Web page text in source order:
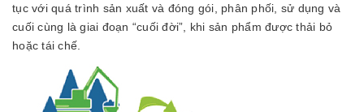
tục với quá trình sản xuất và đóng gói, phân phối, sử dụng và
cuối cùng là giai đoạn “cuối đời”, khi sản phẩm được thải bỏ
hoặc tái chế.